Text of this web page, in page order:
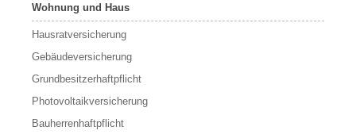
Wohnung und Haus
Hausratversicherung
Gebäudeversicherung
Grundbesitzerhaftpflicht
Photovoltaikversicherung
Bauherrenhaftpflicht